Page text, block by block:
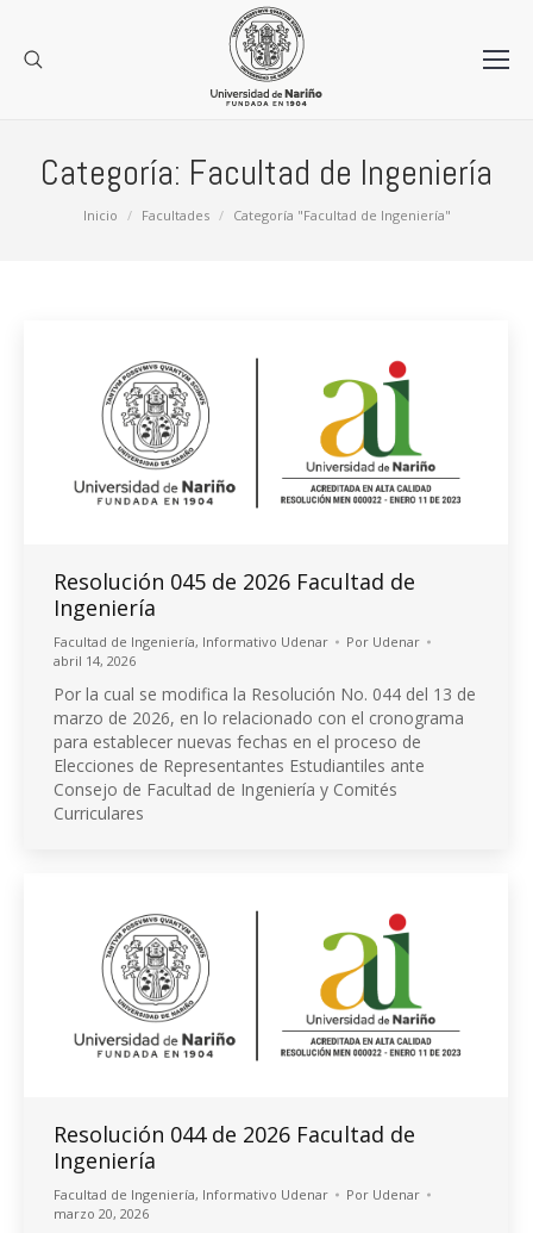
Categoría: Facultad de Ingeniería
Estás aquí:
Inicio Facultades Categoría "Facultad de Ingeniería"
Resolución 045 de 2026 Facultad de
Ingeniería
Facultad de Ingeniería, Informativo Udenar Por Udenar
abril 14, 2026
Por la cual se modifica la Resolución No. 044 del 13 de
marzo de 2026, en lo relacionado con el cronograma
para establecer nuevas fechas en el proceso de
Elecciones de Representantes Estudiantiles ante
Consejo de Facultad de Ingeniería y Comités
Curriculares
Resolución 044 de 2026 Facultad de
Ingeniería
Facultad de Ingeniería, Informativo Udenar Por Udenar
marzo 20, 2026